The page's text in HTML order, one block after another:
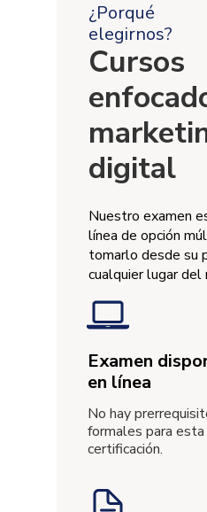
Cursos
digital
¿Porqué
elegirnos?
Nuestro examen
línea de opción
tomarlo desde su
cualquier lugar del
No hay
formales para esta
certificación.
Examen
en línea